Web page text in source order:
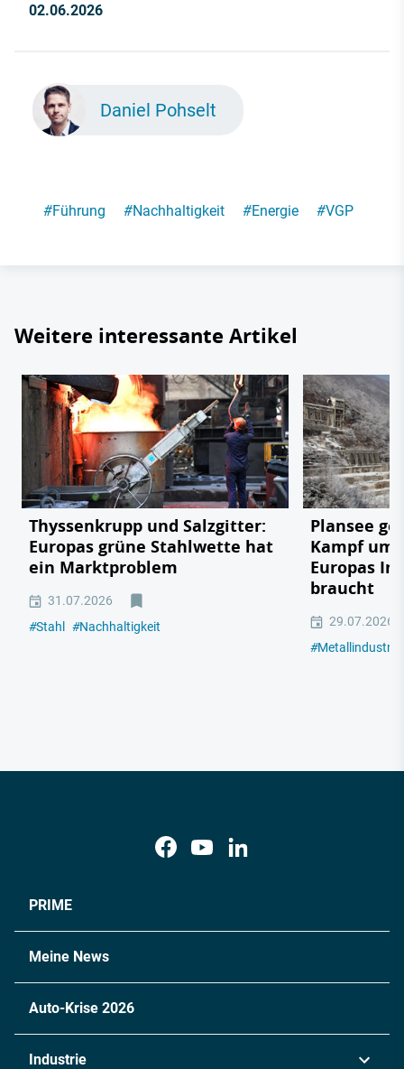
02.06.2026
Daniel Pohselt
#Führung #Nachhaltigkeit #Energie #VGP
Weitere interessante Artikel
Thyssenkrupp und Salzgitter:
Europas grüne Stahlwette hat
ein Marktproblem
31.07.2026
#Stahl #Nachhaltigkeit
Plansee
Kampf um
Europas
braucht
29.07.2026
#Metallindustrie
PRIME
Meine News
Auto-Krise 2026
Industrie